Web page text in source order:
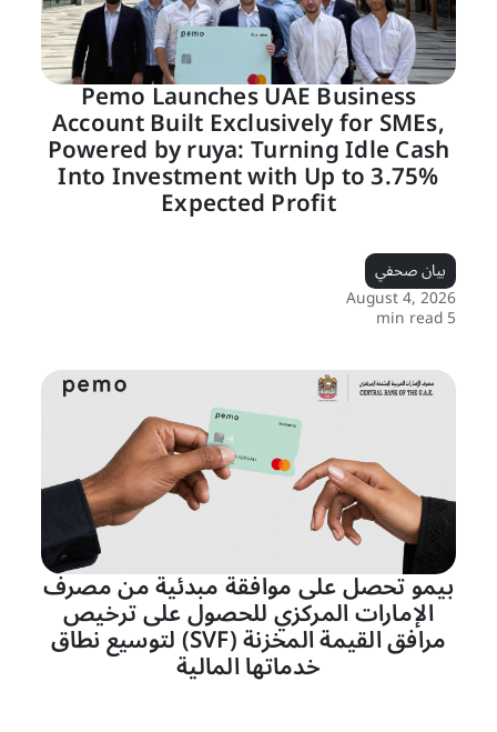
Pemo Launches UAE Business
Account Built Exclusively for SMEs,
Powered by ruya: Turning Idle Cash
Into Investment with Up to 3.75%
Expected Profit
بيان صحفي
August 4, 2026
5 min read
بيمو تحصل على موافقة مبدئية من مصرف
الإمارات المركزي للحصول على ترخيص
مرافق القيمة المخزنة (SVF) لتوسيع نطاق
خدماتها المالية